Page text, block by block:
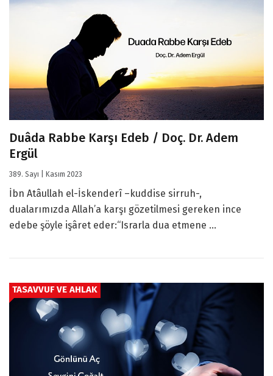
Duâda Rabbe Karşı Edeb / Doç. Dr. Adem
Ergül
389. Sayı | Kasım 2023
İbn Atâullah el-İskenderî –kuddise sirruh-,
dualarımızda Allah’a karşı gözetilmesi gereken ince
edebe şöyle işâret eder:“Israrla dua etmene ...
TASAVVUF VE AHLAK